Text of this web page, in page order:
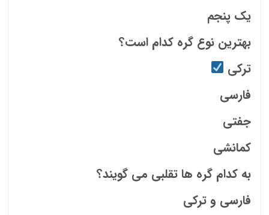
یک پنجم
بهترین نوع گره کدام است؟
ترکی
فارسی
جفتی
کمانشی
به کدام گره ها تقلبی می گویند؟
فارسی و ترکی